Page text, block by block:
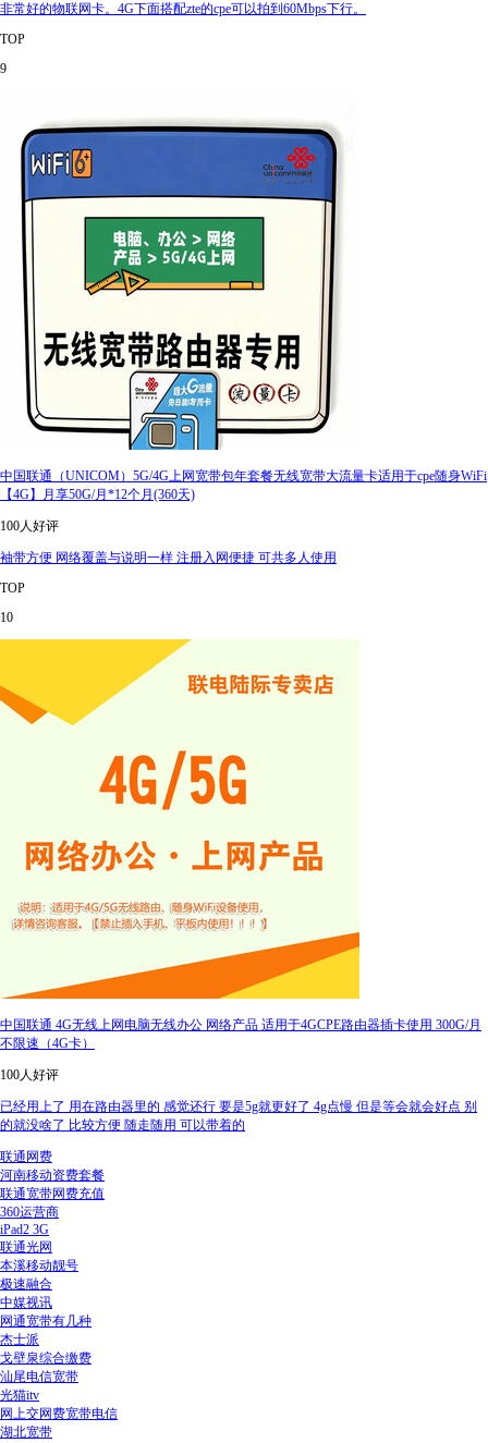
非常好的物联网卡。4G下面搭配zte的cpe可以拍到60Mbps下行。
TOP
9
中国联通（UNICOM）5G/4G上网宽带包年套餐无线宽带大流量卡适用于cpe随身WiFi
【4G】月享50G/月*12个月(360天)
100人好评
袖带方便 网络覆盖与说明一样 注册入网便捷 可共多人使用
TOP
10
中国联通 4G无线上网电脑无线办公 网络产品 适用于4GCPE路由器插卡使用 300G/月
不限速（4G卡）
100人好评
已经用上了 用在路由器里的 感觉还行 要是5g就更好了 4g点慢 但是等会就会好点 别
的就没啥了 比较方便 随走随用 可以带着的
联通网费
河南移动资费套餐
联通宽带网费充值
360运营商
iPad2 3G
联通光网
本溪移动靓号
极速融合
中媒视讯
网通宽带有几种
杰士派
戈壁泉综合缴费
汕尾电信宽带
光猫itv
网上交网费宽带电信
湖北宽带